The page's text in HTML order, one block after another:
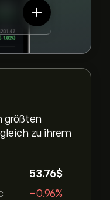
größten
zu ihrem
53.76‎$‎
-0.96%